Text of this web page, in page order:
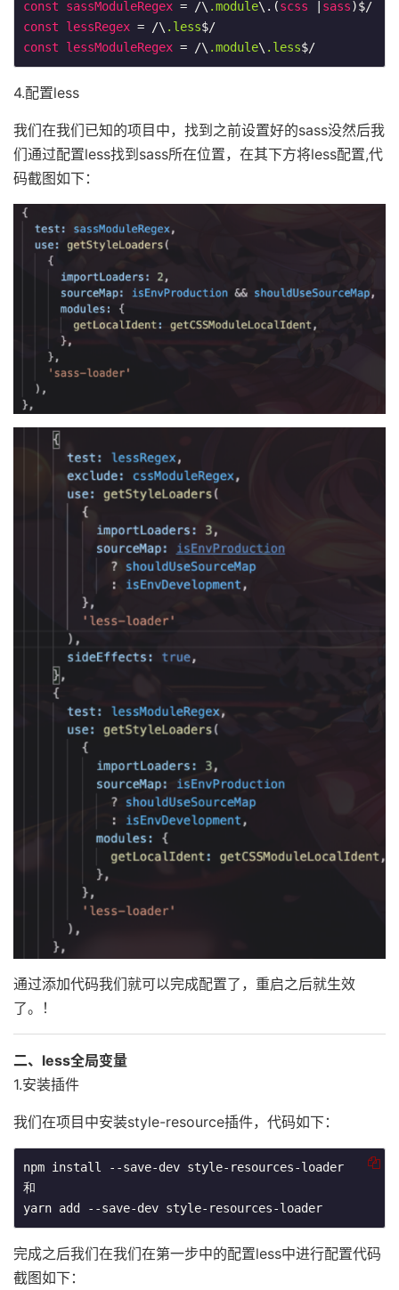
const
sassModuleRegex = /\ .module\.(scss sass
const
lessRegex = /\ .less
const
lessModuleRegex = /\ .module\ .less
4.配置less
我们在我们已知的项目中，找到之前设置好的sass没然后我
们通过配置less找到sass所在位置，在其下方将less配置,代
码截图如下：
通过添加代码我们就可以完成配置了，重启之后就生效
了。！
二、less全局变量
1.安装插件
我们在项目中安装style-resource插件，代码如下：
npm install --save-dev style-resources-loader
和
完成之后我们在我们在第一步中的配置less中进行配置代码
截图如下：